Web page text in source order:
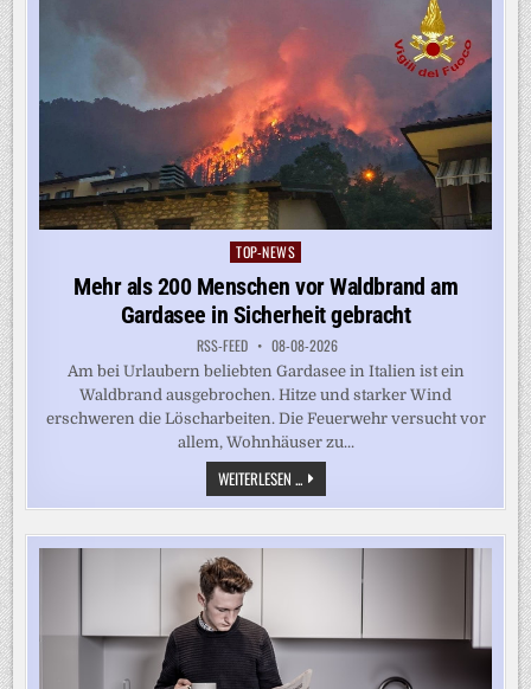
Posted
TOP-NEWS
Mehr als 200 Menschen vor Waldbrand am
Gardasee in Sicherheit gebracht
RSS-FEED 08-08-2026
Am bei Urlaubern beliebten Gardasee in Italien ist ein
Waldbrand ausgebrochen. Hitze und starker Wind
erschweren die Löscharbeiten. Die Feuerwehr versucht vor
allem, Wohnhäuser zu...
WEITERLESEN ... MEHR
ALS
200
VOR
WALDBRAND